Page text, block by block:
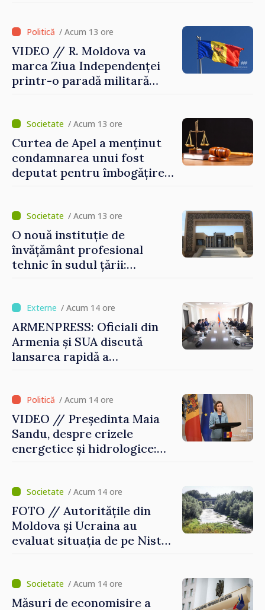
/ Acum 13 ore
VIDEO // R. Moldova va
marca Ziua Independenței
printr-o paradă militară
eforturile pentru
consolidarea capacităților
de apărare”
/ Acum 13 ore
Curtea de Apel a menținut
condamnarea unui fost
deputat pentru îmbogățire
de lei
/ Acum 13 ore
O nouă instituție de
învățământ profesional
tehnic în sudul țării:
turc la Comrat
/ Acum 14 ore
ARMENPRESS: Oficiali din
Armenia și SUA discută
lansarea rapidă a
/ Acum 14 ore
VIDEO // Președinta Maia
Sandu, despre crizele
energetice și hidrologice:
consecințele”/ Acum 14 ore
FOTO // Autoritățile din
Moldova și Ucraina au
evaluat situația de pe Nistru
/ Acum 14 ore
Măsuri de economisire a